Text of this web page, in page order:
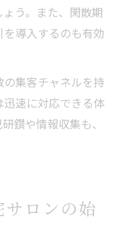
う。また、閑散期
導入するのも有効
集客チャネルを持
速に対応できる体
鑽や情報収集も、
ロンの始